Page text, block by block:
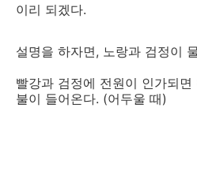
이리 되겠다.
설명을 하자면, 노랑과 검정이
빨강과 검정에 전원이 인가되
불이 들어온다. (어두울 때)